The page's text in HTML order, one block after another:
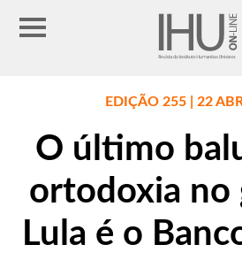
EDIÇÃO 255 | 22
O último
ortodoxia no
Lula é o